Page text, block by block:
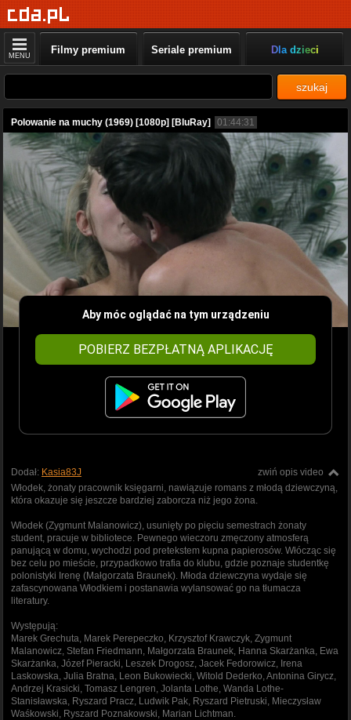
MENU Filmy premium Seriale premium Dla dzieci
szukaj
Polowanie na muchy (1969) [1080p] [BluRay] 01:44:31
Aby móc oglądać na tym urządzeniu
POBIERZ BEZPŁATNĄ APLIKACJĘ
zwiń opis video
Dodał: Kasia83J
Włodek, żonaty pracownik księgarni, nawiązuje romans z młodą dziewczyną,
która okazuje się jeszcze bardziej zaborcza niż jego żona.
Włodek (Zygmunt Malanowicz), usunięty po pięciu semestrach żonaty
student, pracuje w bibliotece. Pewnego wieczoru zmęczony atmosferą
panującą w domu, wychodzi pod pretekstem kupna papierosów. Włócząc się
bez celu po mieście, przypadkowo trafia do klubu, gdzie poznaje studentkę
polonistyki Irenę (Małgorzata Braunek). Młoda dziewczyna wydaje się
zafascynowana Włodkiem i postanawia wylansować go na tłumacza
literatury.
Występują:
Marek Grechuta, Marek Perepeczko, Krzysztof Krawczyk, Zygmunt
Malanowicz, Stefan Friedmann, Małgorzata Braunek, Hanna Skarżanka, Ewa
Skarżanka, Józef Pieracki, Leszek Drogosz, Jacek Fedorowicz, Irena
Laskowska, Julia Bratna, Leon Bukowiecki, Witold Dederko, Antonina Girycz,
Andrzej Krasicki, Tomasz Lengren, Jolanta Lothe, Wanda Lothe-
Stanisławska, Ryszard Pracz, Ludwik Pak, Ryszard Pietruski, Mieczysław
Waśkowski, Ryszard Poznakowski, Marian Lichtman.